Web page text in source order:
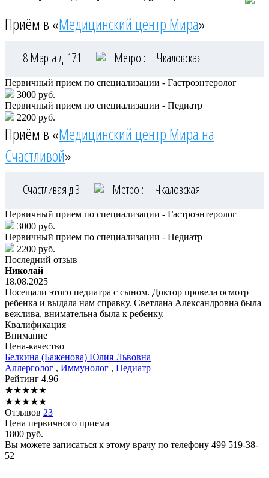
Приём в «Медицинский центр Мира»
8 Марта д. 171 Метро : Чкаловская
Первичный прием по специализации - Гастроэнтеролог
3000 руб.
Первичный прием по специализации - Педиатр
2200 руб.
Приём в «Медицинский центр Мира на
Счастливой»
Счастливая д.3 Метро : Чкаловская
Первичный прием по специализации - Гастроэнтеролог
3000 руб.
Первичный прием по специализации - Педиатр
2200 руб.
Последний отзыв
Николай
18.08.2025
Посещали этого педиатра с сыном. Доктор провела осмотр
ребенка и выдала нам справку. Светлана Александровна была
вежлива, внимательна была к ребенку.
Квалификация
Внимание
Цена-качество
Белкина (Баженова) Юлия Львовна
Аллерголог , Иммунолог , Педиатр
Рейтинг 4.96
★★★★★
★★★★★
Отзывов 23
Цена первичного приема
1800 руб.
Вы можете записаться к этому врачу по телефону 499 519-38-
52